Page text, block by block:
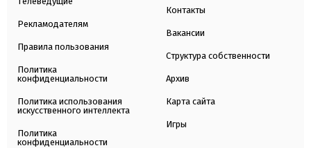
Рекламодателям
Правила пользования
Политика
конфиденциальности
Политика использования
искусственного интеллекта
Политика
конфиденциальности
Контакты
Вакансии
Структура собственности
Архив
Карта сайта
Игры